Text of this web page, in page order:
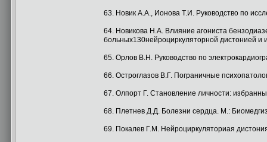
63. Новик A.A., Ионова Т.И. Руководство по
64. Новикова H.A. Влияние агониста
больных130нейроциркуляторной дистонией
65. Орлов В.Н. Руководство по
66. Остроглазов В.Г. Пограничные
67. Олпорт Г. Становление личности:
68. Плетнев Д.Д. Болезни сердца. М.:
69. Покалев Г.М. Нейроциркуляториая